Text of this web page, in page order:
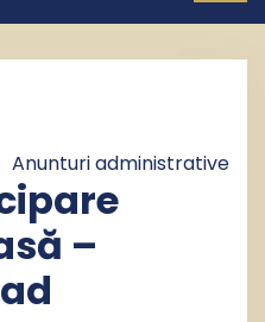
Anunturi administrative
–